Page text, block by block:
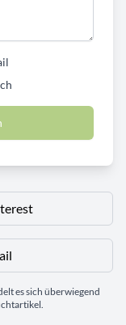
es sich überwiegend